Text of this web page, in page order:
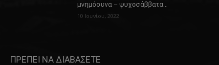
μνημόσυνα – ψυχοσάββατα…
10 Ιουνίου, 2022
ΠΡΕΠΕΙ ΝΑ ΔΙΑΒΑΣΕΤΕ